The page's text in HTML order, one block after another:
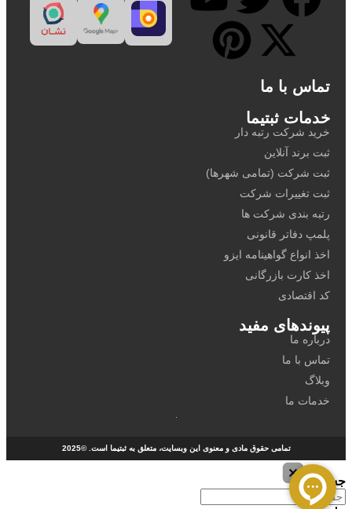
تماس با ما
خدمات ثبتیما
خرید شرکت رتبه دار
ثبت برند آنلاین
ثبت شرکت (تمامی شهرها)
ثبت تغییرات شرکت
رتبه بندی شرکت ها
پلمپ دفاتر قانونی
اخذ انواع گواهینامه ایزو
اخذ کارت بازرگانی
کد اقتصادی
پیوندهای مفید
درباره ما
تماس با ما
وبلاگ
خدمات ما
تمامی حقوق مادی و معنوی این وبسایت، متعلق به ثبتیما است. ©2025
جستجو